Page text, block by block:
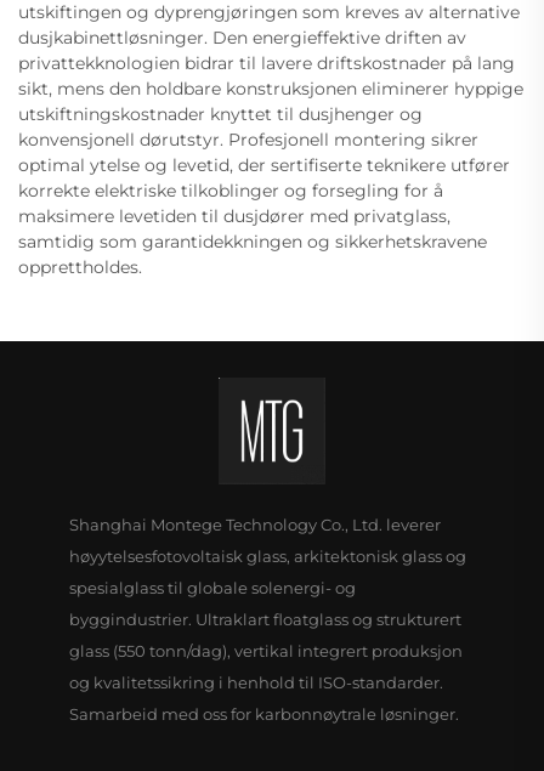
utskiftingen og dyprengjøringen som kreves av alternative
dusjkabinettløsninger. Den energieffektive driften av
privattekknologien bidrar til lavere driftskostnader på lang
sikt, mens den holdbare konstruksjonen eliminerer hyppige
utskiftningskostnader knyttet til dusjhenger og
konvensjonell dørutstyr. Profesjonell montering sikrer
optimal ytelse og levetid, der sertifiserte teknikere utfører
korrekte elektriske tilkoblinger og forsegling for å
maksimere levetiden til dusjdører med privatglass,
samtidig som garantidekkningen og sikkerhetskravene
opprettholdes.
Shanghai Montege Technology Co., Ltd. leverer
høyytelsesfotovoltaisk glass, arkitektonisk glass og
spesialglass til globale solenergi- og
byggindustrier. Ultraklart floatglass og strukturert
glass (550 tonn/dag), vertikal integrert produksjon
og kvalitetssikring i henhold til ISO-standarder.
Samarbeid med oss for karbonnøytrale løsninger.